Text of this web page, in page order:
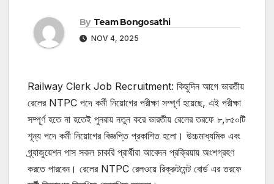
By Team Bongosathi
NOV 4, 2025
Railway Clerk Job Recruitment: কিছুদিন আগে ভারতীয়
রেলের NTPC পদে কর্মী নিয়োগের পরীক্ষা সম্পূর্ণ হয়েছে, এই পরীক্ষা
সম্পূর্ণ হতে না হতেই পুনরায় নতুন করে ভারতীয় রেলের তরফে ৮,৮৫০টি
শূন্য পদে কর্মী নিয়োগের বিজ্ঞপ্তি প্রকাশিত হলো। উচ্চমাধ্যমিক এবং
গ্র্যাজুয়েশন পাস সকল চাকরি প্রার্থীরা আবেদন প্রক্রিয়ায় অংশগ্রহণ
করতে পারবেন। রেলের NTPC রেলওয়ে রিক্রুটমেন্ট বোর্ড এর তরফে